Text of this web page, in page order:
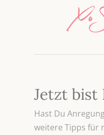
Jetzt bist
Hast Du
weitere Tipps für